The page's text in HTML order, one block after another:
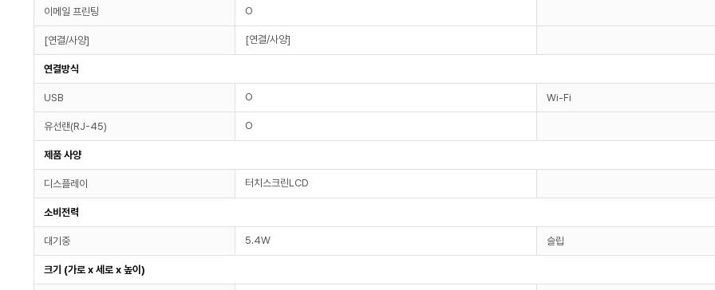
이메일 프린팅 O
[연결/사양] [연결/사양]
연결방식
USB O Wi-Fi
유선랜(RJ-45) O
제품 사양
디스플레이 터치스크린LCD
소비전력
대기중 5.4W 슬립
크기 (가로 x 세로 x 높이)